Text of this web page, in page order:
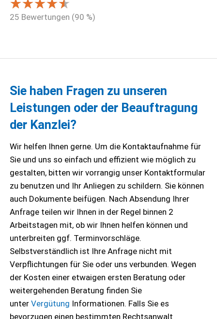
25 Bewertungen (90 %)
Sie haben Fragen zu unseren
Leistungen oder der Beauftragung
der Kanzlei?
Wir helfen Ihnen gerne. Um die Kontaktaufnahme für
Sie und uns so einfach und effizient wie möglich zu
gestalten, bitten wir vorrangig unser Kontaktformular
zu benutzen und Ihr Anliegen zu schildern. Sie können
auch Dokumente beifügen. Nach Absendung Ihrer
Anfrage teilen wir Ihnen in der Regel binnen 2
Arbeitstagen mit, ob wir Ihnen helfen können und
unterbreiten ggf. Terminvorschläge.
Selbstverständlich ist Ihre Anfrage nicht mit
Verpflichtungen für Sie oder uns verbunden. Wegen
der Kosten einer etwaigen ersten Beratung oder
weitergehenden Beratung finden Sie
unter Vergütung Informationen. Falls Sie es
bevorzugen einen bestimmten Rechtsanwalt